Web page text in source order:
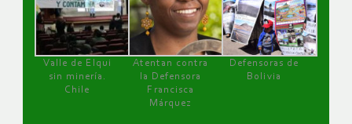
Valle de Elqui
sin minería.
Chile
Atentan contra
la Defensora
Francisca
Márquez
Defensoras de
Bolivia